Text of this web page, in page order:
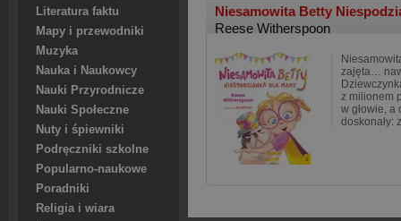
Literatura faktu
Mapy i przewodniki
Muzyka
Nauka i Naukowcy
Nauki Przyrodnicze
Nauki Społeczne
Nuty i śpiewniki
Podręczniki szkolne
Popularno-naukowe
Poradniki
Religia i wiara
Niesamowita Betty
Reese Witherspoon
zajęta…
z milionem
w głowie, a
doskonały: